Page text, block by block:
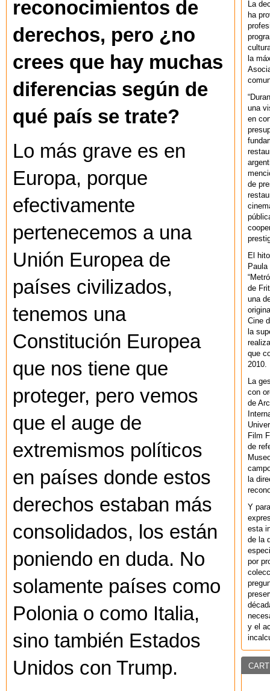
reconocimientos de
derechos, pero ¿no
crees que hay muchas
diferencias según de
qué país se trate?
Lo más grave es en
Europa, porque
efectivamente
pertenecemos a una
Unión Europea de
países civilizados,
tenemos una
Constitución Europea
que nos tiene que
proteger, pero vemos
que el auge de
extremismos políticos
en países donde estos
derechos estaban más
consolidados, los están
poniendo en duda. No
solamente países como
Polonia o como Italia,
sino también Estados
Unidos con Trump.
La
ha
la
una
en
de
El
de
una
Cine
la
que
2010.
La
con
de
Film
de
la
Y
esta
de la
por
y el